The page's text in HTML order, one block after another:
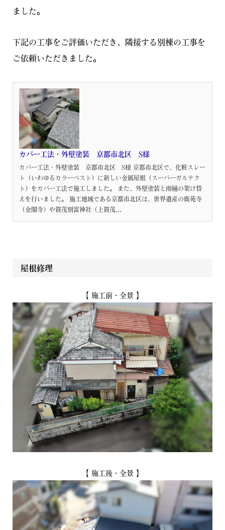
ました。
下記の工事をご評価いただき、隣接する別棟の工事を
ご依頼いただきました。
カバー工法・外壁塗装 京都市北区 S様
カバー工法・外壁塗装 京都市北区 S様 京都市北区で、化粧スレー
ト（いわゆるカラーベスト）に新しい金属屋根（スーパーガルテク
ト）をカバー工法で施工しました。 また、外壁塗装と雨樋の架け替
えを行いました。 施工地域である京都市北区は、世界遺産の鹿苑寺
（金閣寺）や賀茂別雷神社（上賀茂...
屋根修理
【 施工前・全景 】
【 施工後・全景 】